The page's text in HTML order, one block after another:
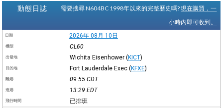
動態日誌 需要搜尋 N604BC 1998年以來的完整歷史嗎?現在購買，一
小時內即可收到。
日期 2026年 08月 10日
機型 CL60
出發地 Wichita Eisenhower (KICT)
目的地 Fort Lauderdale Exec (KFXE)
離港 09:55 CDT
進港 13:29 EDT
飛行時間 已排班